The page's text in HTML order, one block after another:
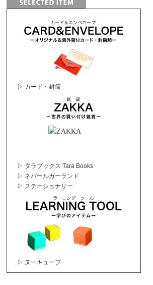
▷ カード・封筒
▷ タラブックス Tara Books
▷ ネパールガーランド
▷ ステーショナリー
▷ ヌーキューブ